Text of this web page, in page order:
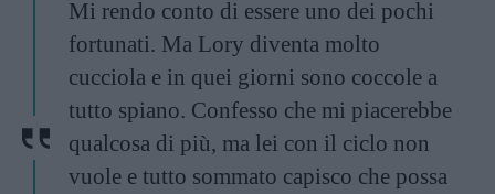
Mi rendo conto di essere uno dei pochi
fortunati. Ma Lory diventa molto
cucciola e in quei giorni sono coccole a
tutto spiano. Confesso che mi piacerebbe
qualcosa di più, ma lei con il ciclo non
vuole e tutto sommato capisco che possa